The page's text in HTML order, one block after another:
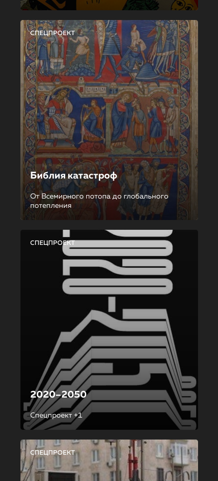
СПЕЦПРОЕКТ
Библия катастроф
От Всемирного потопа до глобального
потепления
СПЕЦПРОЕКТ
2020–2050
Спецпроект +1
СПЕЦПРОЕКТ